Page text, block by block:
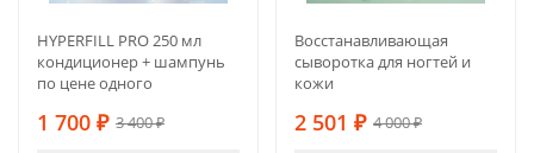
HYPERFILL PRO 250 мл
кондиционер + шампунь
по цене одного
1 700 ₽ 3 400₽
Восстанавливающая
сыворотка для ногтей и
кожи
2 501 ₽ 4 000₽